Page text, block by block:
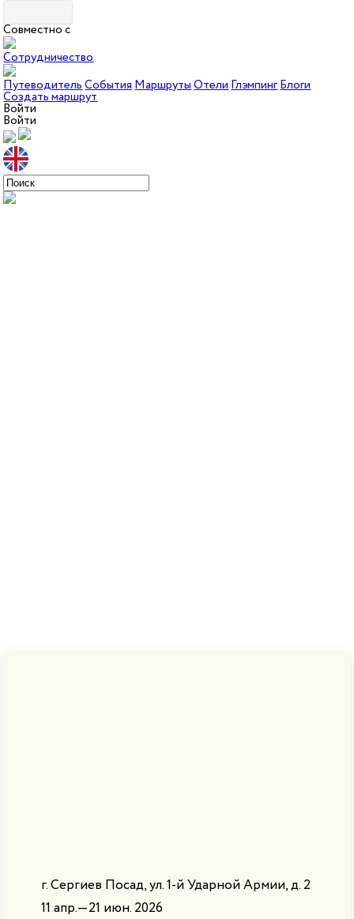
Совместно с
Сотрудничество
ПутеводительСобытияМаршрутыОтелиГлэмпингБлоги
Создать маршрут
Войти
Войти
г. Сергиев Посад, ул. 1-й Ударной Армии, д. 2
11 апр.—21 июн. 2026